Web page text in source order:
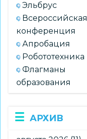
Эльбрус
Всероссийская
конференция
Апробация
Робототехника
Флагманы
образования
АРХИВ